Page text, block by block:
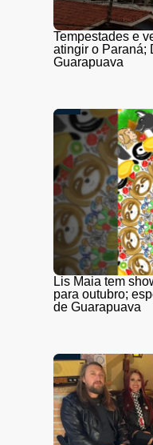
Tempestades e
atingir o Paraná;
Guarapuava
Lis Maia tem
para outubro;
de Guarapuava